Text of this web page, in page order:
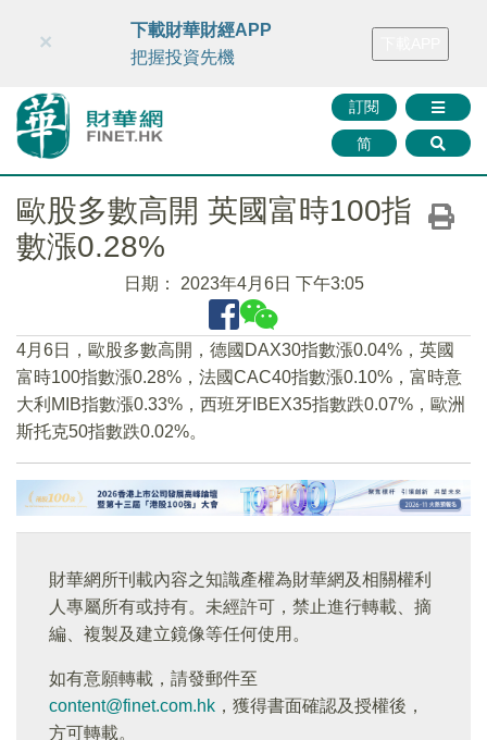
財華智庫網 FINTV FINMETA 財華證券 媒體矩陣
訂閱
简
×
下載財華財經APP
把握投資先機
歐股多數高開 英國富時100指
數漲0.28%
日期： 2023年4月6日 下午3:05
4月6日，歐股多數高開，德國DAX30指數漲0.04%，英國
富時100指數漲0.28%，法國CAC40指數漲0.10%，富時意
大利MIB指數漲0.33%，西班牙IBEX35指數跌0.07%，歐洲
斯托克50指數跌0.02%。
財華網所刊載內容之知識產權為財華網及相關權利
人專屬所有或持有。未經許可，禁止進行轉載、摘
編、複製及建立鏡像等任何使用。
如有意願轉載，請發郵件至
content@finet.com.hk ，獲得書面確認及授權後，
方可轉載。